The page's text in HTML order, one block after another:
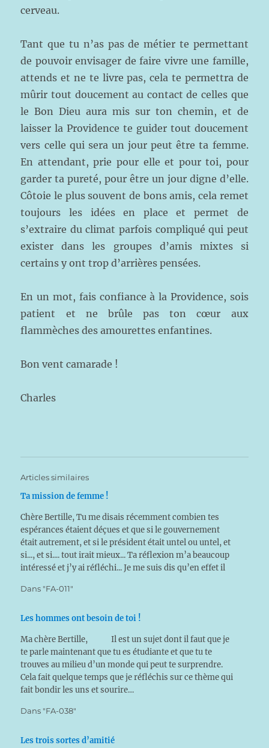
cerveau.
Tant que tu n’as pas de métier te permettant
de pouvoir envisager de faire vivre une famille,
attends et ne te livre pas, cela te permettra de
mûrir tout doucement au contact de celles que
le Bon Dieu aura mis sur ton chemin, et de
laisser la Providence te guider tout doucement
vers celle qui sera un jour peut être ta femme.
En attendant, prie pour elle et pour toi, pour
garder ta pureté, pour être un jour digne d’elle.
Côtoie le plus souvent de bons amis, cela remet
toujours les idées en place et permet de
s’extraire du climat parfois compliqué qui peut
exister dans les groupes d’amis mixtes si
certains y ont trop d’arrières pensées.
En un mot, fais confiance à la Providence, sois
patient et ne brûle pas ton cœur aux
flammèches des amourettes enfantines.
Bon vent camarade !
Charles
Articles similaires
Ta mission de femme !
Chère Bertille, Tu me disais récemment combien tes
espérances étaient déçues et que si le gouvernement
était autrement, et si le président était untel ou untel, et
si..., et si.... tout irait mieux... Ta réflexion m’a beaucoup
intéressé et j’y ai réfléchi... Je me suis dis qu’en effet il
Dans "FA-011"
Les hommes ont besoin de toi !
Ma chère Bertille, Il est un sujet dont il faut que je
te parle maintenant que tu es étudiante et que tu te
trouves au milieu d’un monde qui peut te surprendre.
Cela fait quelque temps que je réfléchis sur ce thème qui
fait bondir les uns et sourire…
Dans "FA-038"
Les trois sortes d’amitié